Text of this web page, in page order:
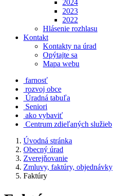
2024
2023
2022
Hlásenie rozhlasu
Kontakt
Kontakty na úrad
Opýtajte sa
Mapa webu
farnosť
rozvoj obce
Úradná tabuľa
Seniori
ako vybaviť
Centrum zdieľaných služieb
Úvodná stránka
Obecný úrad
Zverejňovanie
Zmluvy, faktúry, objednávky
Faktúry